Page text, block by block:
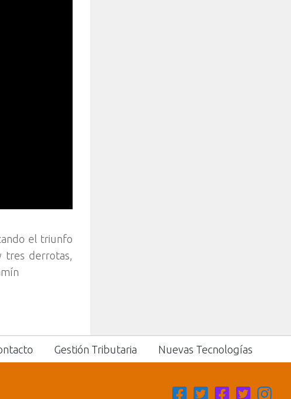
el triunfo
tres derrotas,
Gestión Tributaria Nuevas Tecnologías